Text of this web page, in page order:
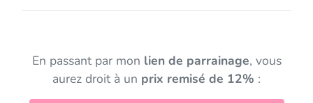
En passant par mon lien de parrainage, vous
aurez droit à un prix remisé de 12% :